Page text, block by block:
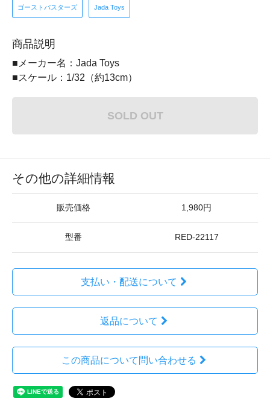
ゴーストバスターズ Jada Toys
商品説明
■メーカー名：Jada Toys
■スケール：1/32（約13cm）
SOLD OUT
その他の詳細情報
販売価格 1,980円
型番 RED-22117
支払い・配送について
返品について
この商品について問い合わせる